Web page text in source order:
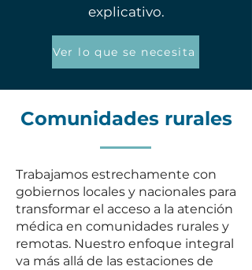
explicativo.
Ver lo que se necesita
Comunidades rurales
Trabajamos estrechamente con
gobiernos locales y nacionales para
transformar el acceso a la atención
médica en comunidades rurales y
remotas. Nuestro enfoque integral
va más allá de las estaciones de